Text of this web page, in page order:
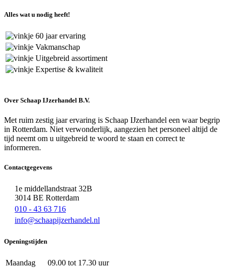
Alles wat u nodig heeft!
60 jaar ervaring
Vakmanschap
Uitgebreid assortiment
Expertise & kwaliteit
Over Schaap IJzerhandel B.V.
Met ruim zestig jaar ervaring is Schaap IJzerhandel een waar begrip
in Rotterdam. Niet verwonderlijk, aangezien het personeel altijd de
tijd neemt om u uitgebreid te woord te staan en correct te
informeren.
Contactgegevens
1e middellandstraat 32B
3014 BE Rotterdam
010 - 43 63 716
info@schaapijzerhandel.nl
Openingstijden
Maandag
09.00 tot 17.30 uur